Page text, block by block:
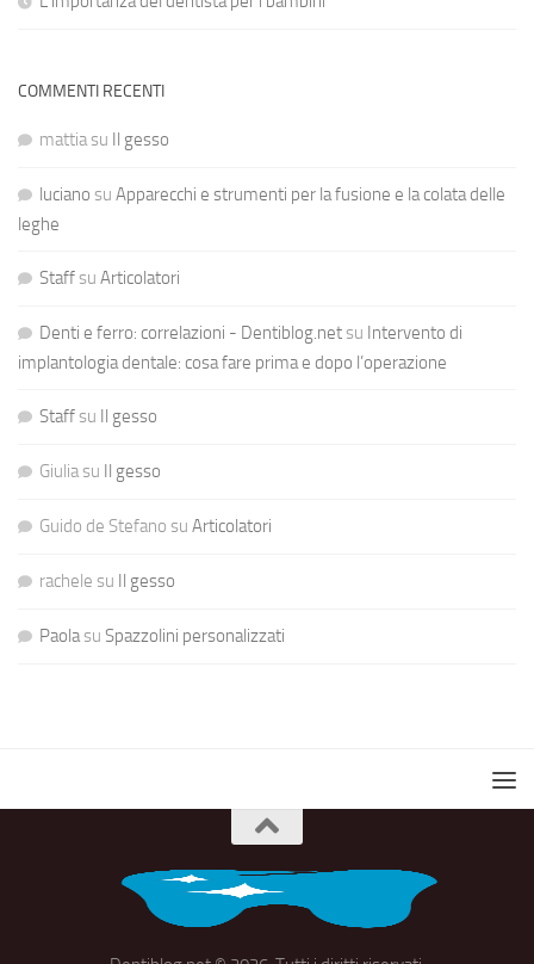
COMMENTI RECENTI
mattiasu Il gesso
luciano su Apparecchi e strumenti per la fusione e la colata delle
leghe
Staffsu Articolatori
Denti e ferro: correlazioni - Dentiblog.netsu Intervento di
implantologia dentale: cosa fare prima e dopo l’operazione
Staffsu Il gesso
Giuliasu Il gesso
Guido de Stefano su Articolatori
rachele su Il gesso
Paolasu Spazzolini personalizzati